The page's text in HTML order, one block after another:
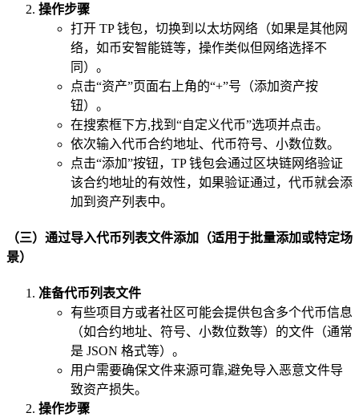
操作步骤
打开 TP 钱包，切换到以太坊网络（如果是其他网
络，如币安智能链等，操作类似但网络选择不
同）。
点击“资产”页面右上角的“+”号（添加资产按
钮）。
在搜索框下方,找到“自定义代币”选项并点击。
依次输入代币合约地址、代币符号、小数位数。
点击“添加”按钮，TP 钱包会通过区块链网络验证
该合约地址的有效性，如果验证通过，代币就会添
加到资产列表中。
（三）通过导入代币列表文件添加（适用于批量添加或特定场
景）
准备代币列表文件
有些项目方或者社区可能会提供包含多个代币信息
（如合约地址、符号、小数位数等）的文件（通常
是 JSON 格式等）。
用户需要确保文件来源可靠,避免导入恶意文件导
致资产损失。
操作步骤